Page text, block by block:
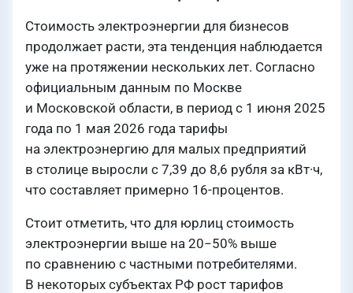
Стоимость электроэнергии для бизнесов
продолжает расти, эта тенденция наблюдается
уже на протяжении нескольких лет. Согласно
официальным данным по Москве
и Московской области, в период с 1 июня 2025
года по 1 мая 2026 года тарифы
на электроэнергию для малых предприятий
в столице выросли с 7,39 до 8,6 рубля за кВт·ч,
что составляет примерно 16-процентов.
Стоит отметить, что для юрлиц стоимость
электроэнергии выше на 20−50% выше
по сравнению с частными потребителями.
В некоторых субъектах РФ рост тарифов